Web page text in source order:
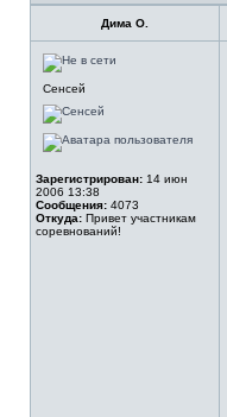
Дима О.
Сенсей
Зарегистрирован: 14 июн
2006 13:38
Сообщения: 4073
Откуда: Привет участникам
соревнований!